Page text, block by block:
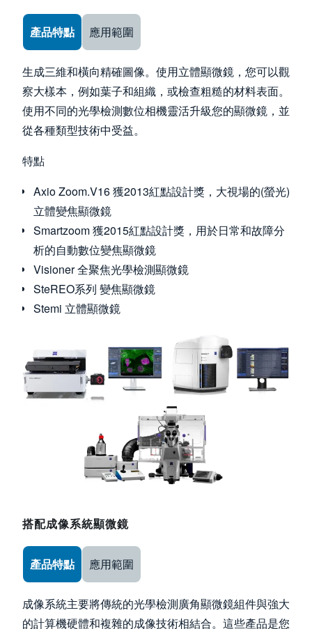
Use the arrow keys to navigate between tabs
產品特點 應用範圍
生成三維和橫向精確圖像。使用立體顯微鏡，您可以觀
察大樣本，例如葉子和組織，或檢查粗糙的材料表面。
使用不同的光學檢測數位相機靈活升級您的顯微鏡，並
從各種類型技術中受益。
特點
Axio Zoom.V16 獲2013紅點設計獎，大視場的(螢光)
立體變焦顯微鏡
Smartzoom 獲2015紅點設計獎，用於日常和故障分
析的自動數位變焦顯微鏡
Visioner 全聚焦光學檢測顯微鏡
SteREO系列 變焦顯微鏡
Stemi 立體顯微鏡
搭配成像系統顯微鏡
Use the arrow keys to navigate between tabs
產品特點 應用範圍
成像系統主要將傳統的光學檢測廣角顯微鏡組件與強大
的計算機硬體和複雜的成像技術相結合。這些產品是您